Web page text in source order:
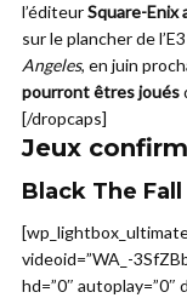
l’éditeurSquare-
sur le plancher de
Angeles, en juin
pourront êtres joués
[/dropcaps]
Jeux
Black The Fall
videoid=”WA_-
hd=”0″ autoplay=”0″